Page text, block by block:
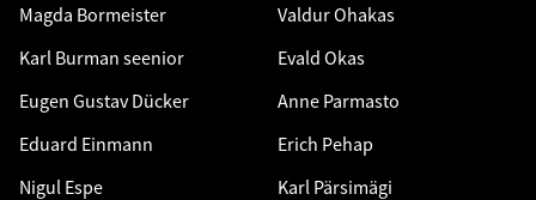
Magda Bormeister
Karl Burman seenior
Eugen Gustav Dücker
Eduard Einmann
Nigul Espe
Valdur Ohakas
Evald Okas
Anne Parmasto
Erich Pehap
Karl Pärsimägi